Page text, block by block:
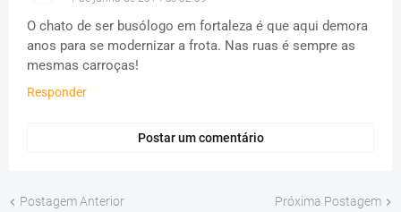
O chato de ser busólogo em fortaleza é que aqui demora
anos para se modernizar a frota. Nas ruas é sempre as
mesmas carroças!
Responder
Postar um comentário
Postagem Anterior Próxima Postagem